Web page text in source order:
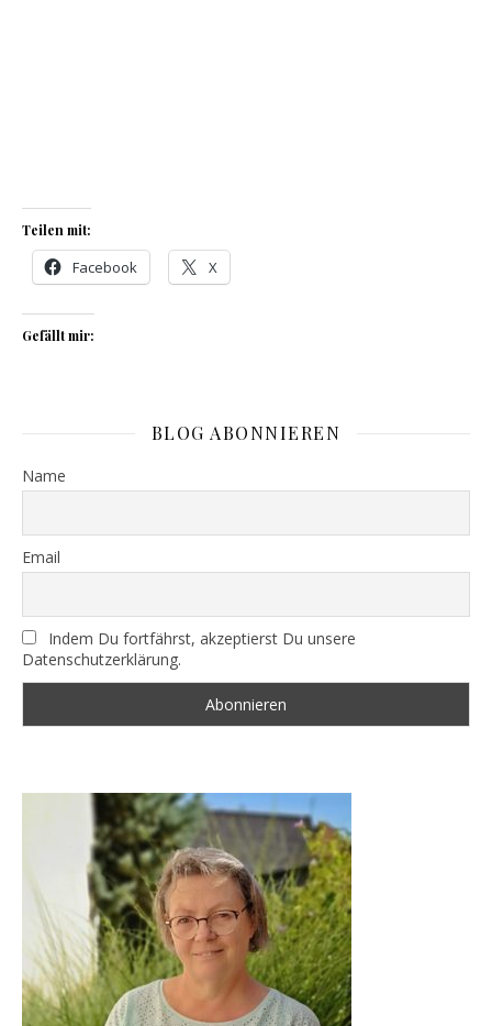
Teilen mit:
Facebook X
Gefällt mir:
BLOG ABONNIEREN
Name
Email
Indem Du fortfährst, akzeptierst Du unsere
Datenschutzerklärung.